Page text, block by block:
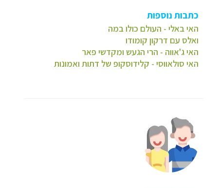
כתבות נוספות
האי באלי - העולם כולו במה
ואלס עם דרקון קומודו
האי ג'אווה - הרי הגעש ומקדשי פאר
האי סולאווסי - קלידוסקופ של דתות ואמונות